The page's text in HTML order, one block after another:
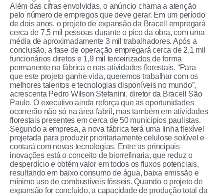
Além das cifras envolvidas, o anúncio chama a atenção
pelo número de empregos que deve gerar. Em um período
de dois anos, o projeto de expansão da Bracell empregará
cerca de 7,5 mil pessoas durante o pico da obra, com uma
média de aproximadamente 3 mil trabalhadores. Após a
conclusão, a fase de operação empregará cerca de 2,1 mil
funcionários diretos e 1,9 mil terceirizados de forma
permanente na fábrica e nas atividades florestais. “Para
que este projeto ganhe vida, queremos trabalhar com os
melhores talentos e tecnologias disponíveis no mundo”,
acrescenta Pedro Wilson Stefanini, diretor da Bracell São
Paulo. O executivo ainda reforça que as oportunidades
ocorrerão não só na área fabril, mas também em atividades
florestais presentes em cerca de 50 municípios paulistas.
Segundo a empresa, a nova fábrica terá uma linha flexível
projetada para produzir prioritariamente celulose solúvel e
contará com novas tecnologias. Entre as principais
inovações está o conceito de biorrefinaria, que reduz o
desperdício e obtém valor em todos os fluxos potenciais,
resultando em baixo consumo de água, baixa emissão e
mínimo uso de combustíveis fósseis. Quando o projeto de
expansão for concluído, a capacidade de produção total da